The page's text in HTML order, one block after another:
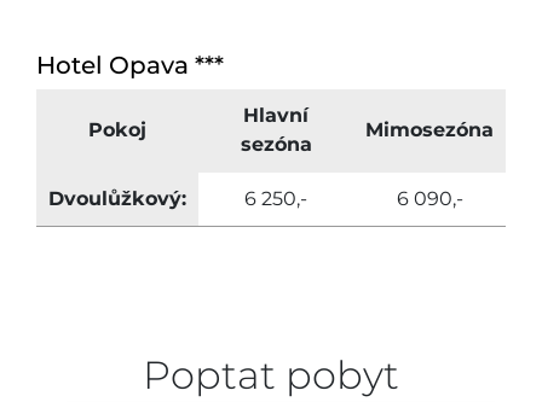
Hotel Opava ***
Pokoj
Hlavní
sezóna
Mimosezóna
Dvoulůžkový: 6 250,- 6 090,-
Poptat pobyt